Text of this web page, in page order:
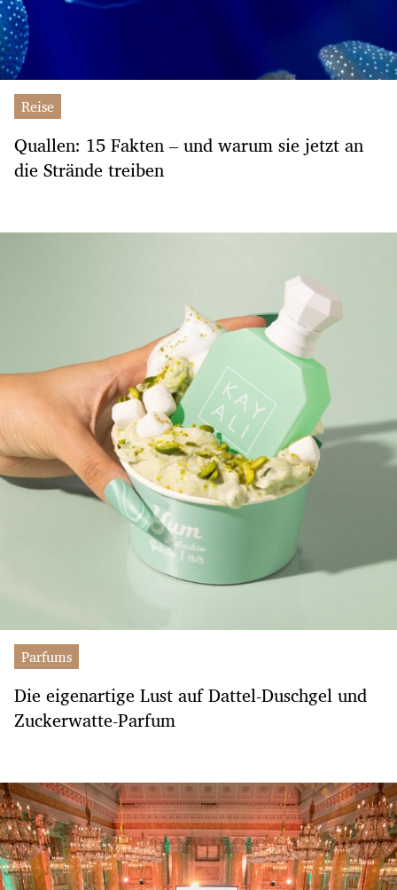
Reise
Quallen: 15 Fakten – und warum sie jetzt an
die Strände treiben
Parfums
Die eigenartige Lust auf Dattel-Duschgel und
Zuckerwatte-Parfum